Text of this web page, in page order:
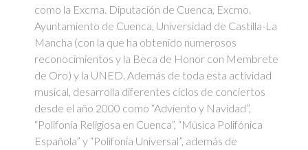
como la Excma. Diputación de Cuenca, Excmo.
Ayuntamiento de Cuenca, Universidad de Castilla-La
Mancha (con la que ha obtenido numerosos
reconocimientos y la Beca de Honor con Membrete
de Oro) y la UNED. Además de toda esta actividad
musical, desarrolla diferentes ciclos de conciertos
desde el año 2000 como “Adviento y Navidad”,
“Polifonía Religiosa en Cuenca”, “Música Polifónica
Española” y “Polifonía Universal”, además de